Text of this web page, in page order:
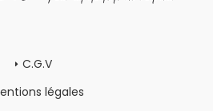
C.G.V
légales